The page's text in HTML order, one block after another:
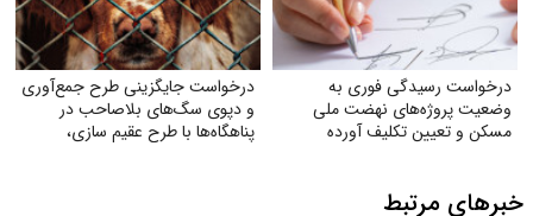
درخواست رسیدگی فوری به
وضعیت پروژه‌های نهضت ملی
مسکن و تعیین تکلیف آورده
درخواست جایگزینی طرح جمع‌آوری
و دپوی سگ‌های بلاصاحب در
پناهگاه‌ها با طرح عقیم سازی،
خبرهای مرتبط